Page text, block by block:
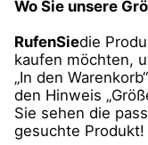
Wo Sie unsere
RufenSiedie
kaufen möchten,
„In den
den Hinweis
Sie sehen die
gesuchte Produkt!